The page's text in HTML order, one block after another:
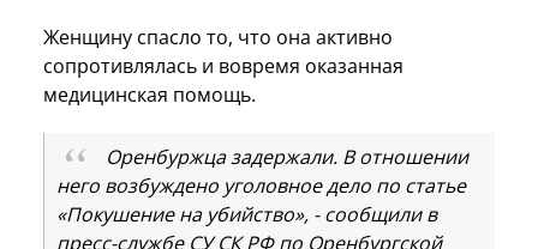
Женщину спасло то, что она активно
сопротивлялась и вовремя оказанная
медицинская помощь.
Оренбуржца задержали. В отношении
него возбуждено уголовное дело по статье
«Покушение на убийство», - сообщили в
пресс-службе СУ СК РФ по Оренбургской